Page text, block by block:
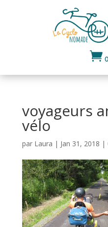

voyageurs
vélo
par Laura | Jan 31, 2018 |